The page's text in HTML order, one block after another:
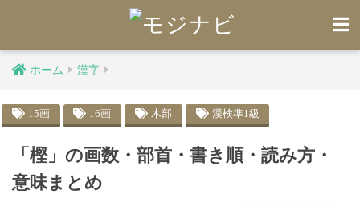
ホーム 漢字
15画 16画 木部 漢検準1級
「樫」の画数・部首・書き順・読み方・
意味まとめ